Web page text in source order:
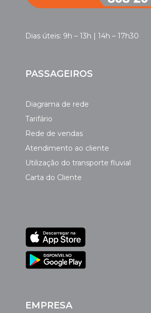
Dias úteis: 9h – 13h | 14h – 17h30
PASSAGEIROS
Diagrama de rede
Tarifário
Rede de vendas
Atendimento ao cliente
Utilização do transporte fluvial
Carta do Cliente
EMPRESA